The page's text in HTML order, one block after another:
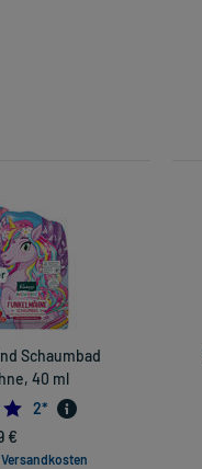
Schaumbad
40 ml
5.0
2*
€
Versandkosten